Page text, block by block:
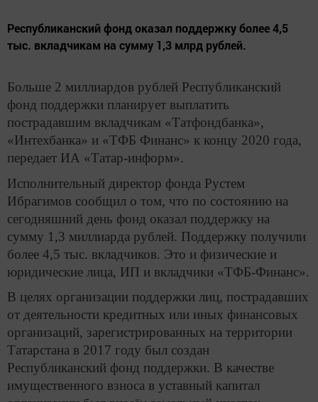
Республиканский фонд оказал поддержку более 4,5
тыс. вкладчикам на сумму 1,3 млрд рублей.
Больше 2 миллиардов рублей Республиканский
фонд поддержки планирует выплатить
пострадавшим вкладчикам «Татфондбанка»,
«Интехбанка» и «ТФБ Финанс» к концу 2020 года,
передает ИА «Татар-информ».
Исполнительный директор фонда Рустем
Ибрагимов сообщил о том, что по состоянию на
сегодняшний день фонд оказал поддержку на
сумму 1,3 миллиарда рублей. Поддержку получили
более 4,5 тыс. вкладчиков. Это и физические и
юридические лица, ИП и вкладчики «ТФБ-Финанс».
В целях организации поддержки лиц, пострадавших
от деятельности кредитных или иных финансовых
организаций, зарегистрированных на территории
Татарстана в 2017 году был создан
Республиканский фонд поддержки. В качестве
имущественного взноса в уставный капитал